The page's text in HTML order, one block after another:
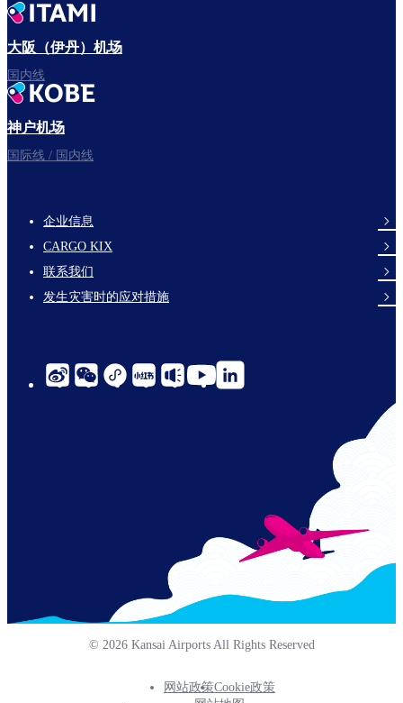
出发啦！
祝您旅途愉快。
大阪（伊丹）机场
国内线
神户机场
国际线 / 国内线
footer-
links-
en-
企业信息
CARGO KIX
联系我们
发生灾害时的应对措施
social-
© 2026 Kansai Airports All Rights Reserved
Footer
网站政策Cookie政策